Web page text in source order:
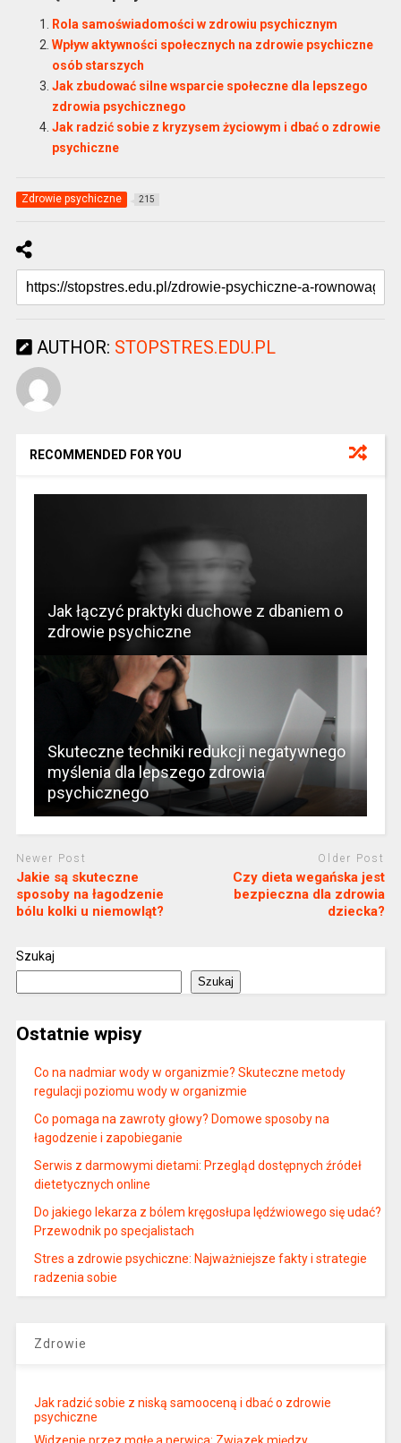
Rola samoświadomości w zdrowiu psychicznym
Wpływ aktywności społecznych na zdrowie psychiczne
osób starszych
Jak zbudować silne wsparcie społeczne dla lepszego
zdrowia psychicznego
Jak radzić sobie z kryzysem życiowym i dbać o zdrowie
psychiczne
Zdrowie psychiczne 215
AUTHOR: STOPSTRES.EDU.PL
RECOMMENDED FOR YOU
Jak łączyć praktyki duchowe z dbaniem o
zdrowie psychiczne
Skuteczne techniki redukcji negatywnego
myślenia dla lepszego zdrowia
psychicznego
Newer Post
Jakie są skuteczne
sposoby na łagodzenie
bólu kolki u niemowląt?
Older Post
Czy dieta wegańska jest
bezpieczna dla zdrowia
dziecka?
Szukaj
Szukaj
Ostatnie wpisy
Co na nadmiar wody w organizmie? Skuteczne metody
regulacji poziomu wody w organizmie
Co pomaga na zawroty głowy? Domowe sposoby na
łagodzenie i zapobieganie
Serwis z darmowymi dietami: Przegląd dostępnych źródeł
dietetycznych online
Do jakiego lekarza z bólem kręgosłupa lędźwiowego się udać?
Przewodnik po specjalistach
Stres a zdrowie psychiczne: Najważniejsze fakty i strategie
radzenia sobie
Zdrowie
Jak radzić sobie z niską samooceną i dbać o zdrowie
psychiczne